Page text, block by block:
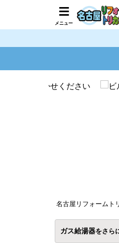
メニュー
名古屋リフォームト
ガス給湯器を